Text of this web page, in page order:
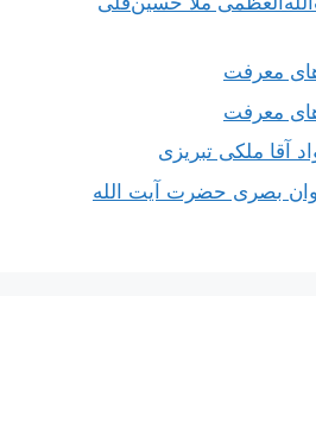
معرفت
معرفت
آقا ملکی تبریزی
بصری حضرت آیت الله